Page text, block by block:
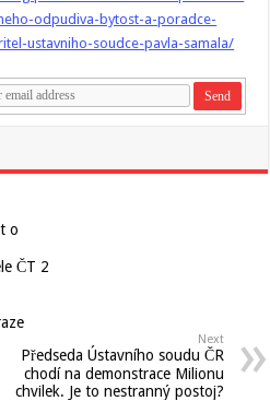
odpudiva-bytost-a-poradce-
ustavniho-soudce-pavla-samala/
o
ČT 2
Next
Předseda Ústavního soudu ČR
chodí na demonstrace Milionu
chvilek. Je to nestranný postoj?